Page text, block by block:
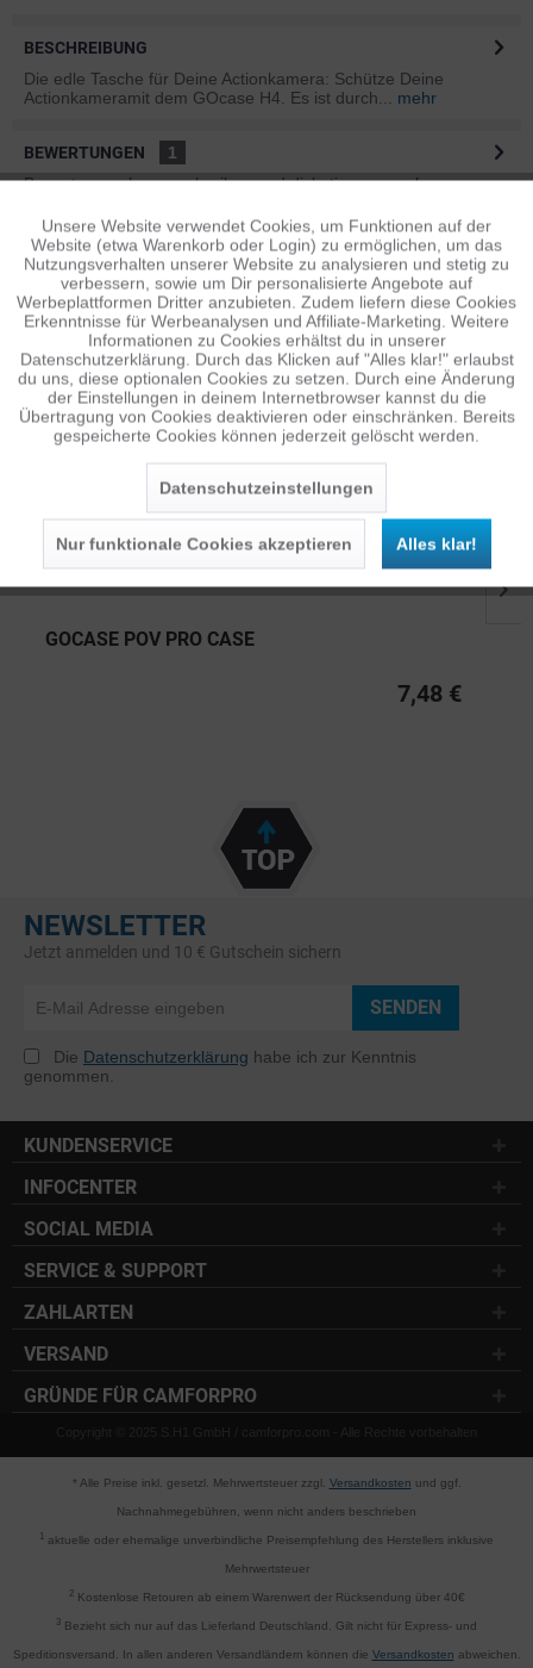
BESCHREIBUNG
Die edle Tasche für Deine Actionkamera: Schütze Deine
Actionkameramit dem GOcase H4. Es ist durch...
mehr
BEWERTUNGEN
1
Bewertungen lesen, schreiben und diskutieren...mehr
ÄHNLICHE ARTIKEL
Diese Artikel sind dem Produkt ähnlich ...mehr
Persönliche Empfehlungen
GOCASE POV PRO CASE
7,48 €
NEWSLETTER
Jetzt anmelden und 10 € Gutschein sichern
SENDEN
Die Datenschutzerklärung habe ich zur Kenntnis
genommen.
KUNDENSERVICE
INFOCENTER
SOCIAL MEDIA
SERVICE & SUPPORT
ZAHLARTEN
VERSAND
GRÜNDE FÜR CAMFORPRO
Copyright © 2025 S.H1 GmbH / camforpro.com - Alle Rechte vorbehalten
* Alle Preise inkl. gesetzl. Mehrwertsteuer zzgl. Versandkosten und ggf.
Nachnahmegebühren, wenn nicht anders beschrieben
aktuelle oder ehemalige unverbindliche Preisempfehlung des Herstellers inklusive
Mehrwertsteuer
2Kostenlose Retouren ab einem Warenwert der Rücksendung über 40€
3 Bezieht sich nur auf das Lieferland Deutschland. Gilt nicht für Express- und
Speditionsversand. In allen anderen Versandländern können die Versandkosten abweichen.
Funktionale Aktiv
Tracking Inaktiv
Personalisierung Inaktiv
Service Inaktiv
Unsere Website verwendet Cookies, um Funktionen auf der
Website (etwa Warenkorb oder Login) zu ermöglichen, um das
Nutzungsverhalten unserer Website zu analysieren und stetig zu
verbessern, sowie um Dir personalisierte Angebote auf
Werbeplattformen Dritter anzubieten. Zudem liefern diese Cookies
Erkenntnisse für Werbeanalysen und Affiliate-Marketing. Weitere
Informationen zu Cookies erhältst du in unserer
Datenschutzerklärung. Durch das Klicken auf "Alles klar!" erlaubst
du uns, diese optionalen Cookies zu setzen. Durch eine Änderung
der Einstellungen in deinem Internetbrowser kannst du die
Übertragung von Cookies deaktivieren oder einschränken. Bereits
gespeicherte Cookies können jederzeit gelöscht werden.
Datenschutzeinstellungen
Nur funktionale Cookies akzeptieren Alles klar!